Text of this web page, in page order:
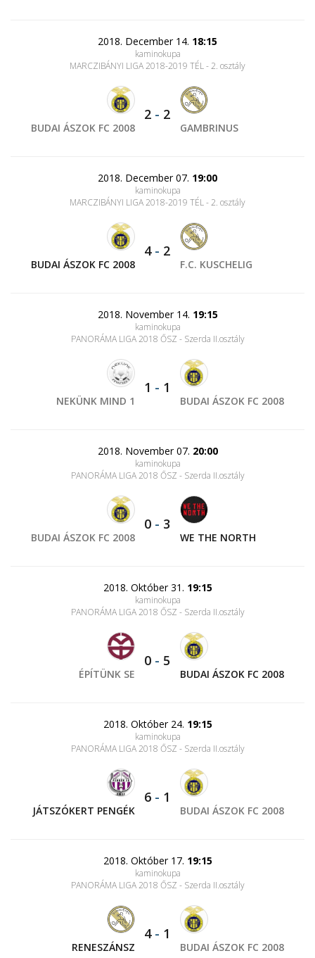
2018. December 14. 18:15
kaminokupa
MARCZIBÁNYI LIGA 2018-2019 TÉL - 2. osztály
BUDAI ÁSZOK FC 2008
2 - 2
GAMBRINUS
2018. December 07. 19:00
kaminokupa
MARCZIBÁNYI LIGA 2018-2019 TÉL - 2. osztály
BUDAI ÁSZOK FC 2008
4- 2
F.C. KUSCHELIG
2018. November 14. 19:15
kaminokupa
PANORÁMA LIGA 2018 ŐSZ - Szerda II.osztály
NEKÜNK MIND 1
1 - 1
BUDAI ÁSZOK FC 2008
2018. November 07. 20:00
kaminokupa
PANORÁMA LIGA 2018 ŐSZ - Szerda II.osztály
BUDAI ÁSZOK FC 2008
0 - 3
WE THE NORTH
2018. Október 31. 19:15
kaminokupa
PANORÁMA LIGA 2018 ŐSZ - Szerda II.osztály
ÉPÍTÜNK SE
0 - 5
BUDAI ÁSZOK FC 2008
2018. Október 24. 19:15
kaminokupa
PANORÁMA LIGA 2018 ŐSZ - Szerda II.osztály
JÁTSZÓKERT PENGÉK
6 - 1
BUDAI ÁSZOK FC 2008
2018. Október 17. 19:15
kaminokupa
PANORÁMA LIGA 2018 ŐSZ - Szerda II.osztály
RENESZÁNSZ
4- 1
BUDAI ÁSZOK FC 2008